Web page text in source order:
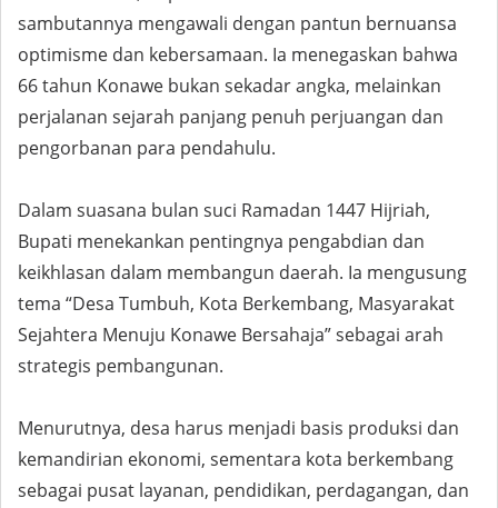
sambutannya mengawali dengan pantun bernuansa
optimisme dan kebersamaan. Ia menegaskan bahwa
66 tahun Konawe bukan sekadar angka, melainkan
perjalanan sejarah panjang penuh perjuangan dan
pengorbanan para pendahulu.
Dalam suasana bulan suci Ramadan 1447 Hijriah,
Bupati menekankan pentingnya pengabdian dan
keikhlasan dalam membangun daerah. Ia mengusung
tema “Desa Tumbuh, Kota Berkembang, Masyarakat
Sejahtera Menuju Konawe Bersahaja” sebagai arah
strategis pembangunan.
Menurutnya, desa harus menjadi basis produksi dan
kemandirian ekonomi, sementara kota berkembang
sebagai pusat layanan, pendidikan, perdagangan, dan